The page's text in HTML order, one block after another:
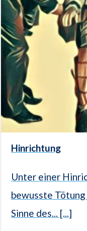
Hinrichtung
Unter einer
bewusste
Sinne des... [...]